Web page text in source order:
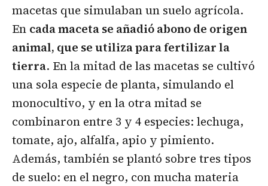
macetas que simulaban un suelo agrícola.
En cada maceta se añadió abono de origen
animal, que se utiliza para fertilizar la
tierra. En la mitad de las macetas se cultivó
una sola especie de planta, simulando el
monocultivo, y en la otra mitad se
combinaron entre 3 y 4 especies: lechuga,
tomate, ajo, alfalfa, apio y pimiento.
Además, también se plantó sobre tres tipos
de suelo: en el negro, con mucha materia